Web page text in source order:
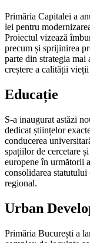
Primăria Capitalei a
lei pentru
Proiectul vizează
precum și sprijinirea
parte din strategia mai
creștere a calității
Educație
S-a inaugurat astăzi
dedicat științelor
conducerea
spațiilor de cercetare
europene în următorii
consolidarea
regional.
Urban
Primăria București a